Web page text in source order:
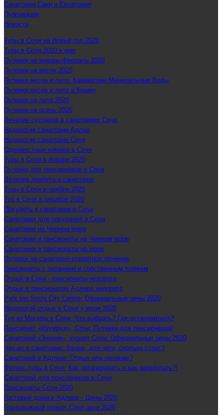
Санатории Саки и Евпатория
Публикации
Новости
Туры в Сочи на Новый год 2020
Туры в Сочи 2020 в мае
Путевки на январь-февраль 2020
Путевки на весну 2020
Путевки весна и лето. Кавказские Минеральные Воды
Путевки весна и лето в Крыму
Путевки на лето 2020
Путевки на осень 2020
Лечение суставов в санаториях Сочи
Недорогие санатории Адлер
Недорогие санатории Сочи
Одноместные номера в Сочи
Туры в Сочи в январе 2020
Путевки для пенсионеров в Сочи
Лечение диабета в санатории
Туры в Сочи в ноябре 2020
Тур в Сочи в декабре 2020
Похудеть в санатории в Сочи
Санатории для похудения в Сочи
Санатории на Черном море
Санатории и пансионаты на Черном море
Санатории и пансионаты на море
Путевки на санаторно-курортное лечение
Пансионаты с питанием и собственным пляжем
Отдых в Сочи - пансионаты недорого
Отдых в пансионатах Адлера недорого
Park Inn Sochi City Centre: Официальные цены 2020
Недорогой отдых в Сочи у моря 2020
Тур из Москвы в Сочи: Что выбрать? Где остановиться?
Пансионат «Изумруд», Сочи: Путевки для пенсионеров!
Санаторий «Знание», курорт Сочи: Официальные цены 2020
Чек-ап в санатории: Зачем, для чего, сколько стоит?
Санаторий в Адлере: Отдых или лечение?
Фитнес-туры в Сочи: Как организовать и как заработать?!
Санаторий для пенсионеров в Сочи
Пансионаты Сочи 2020
Гостевые дома в Адлере - Цены 2020
Горнолыжный курорт Сочи цена 2020